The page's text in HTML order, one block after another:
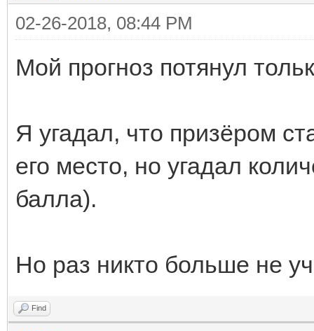
02-26-2018, 08:44 PM
Мой прогноз потянул
Я угадал, что призёром
его место, но угадал
балла).
Но раз никто больше не
Find